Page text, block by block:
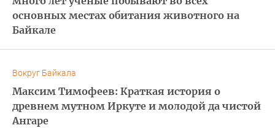
основных местах обитания животного на
Байкале
Вокруг Байкала
Максим Тимофеев: Краткая история о
древнем мутном Иркуте и молодой да чистой
Ангаре